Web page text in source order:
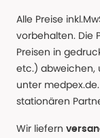
Alle Preise
vorbehalten. Die
Preisen in
etc.) abweichen,
unter
stationären
Wir liefern